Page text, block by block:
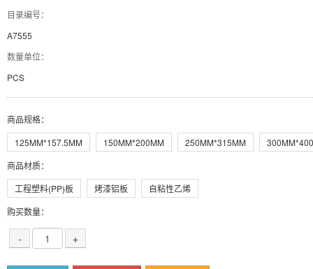
目录编号：
A7555
数量单位：
PCS
商品规格：
125MM*157.5MM
150MM*200MM 250MM*315MM
商品材质：
工程塑料(PP)板
烤漆铝板
自粘性乙烯
购买数量：
- +